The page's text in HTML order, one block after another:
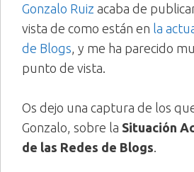
Gonzalo Ruiz acaba de
vista de como están en la
de Blogs , y me ha parecido
punto de vista.
Os dejo una captura de los
Gonzalo, sobre la Situación
de las Redes de Blogs.